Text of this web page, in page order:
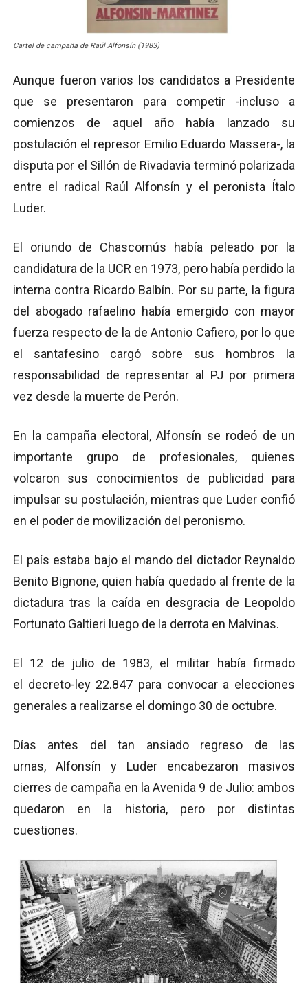
Cartel de campaña de Raúl Alfonsín (1983)
Aunque fueron varios los candidatos a Presidente
que se presentaron para competir -incluso a
comienzos de aquel año había lanzado su
postulación el represor Emilio Eduardo Massera-, la
disputa por el Sillón de Rivadavia terminó polarizada
entre el radical Raúl Alfonsín y el peronista Ítalo
Luder.
El oriundo de Chascomús había peleado por la
candidatura de la UCR en 1973, pero había perdido la
interna contra Ricardo Balbín. Por su parte, la figura
del abogado rafaelino había emergido con mayor
fuerza respecto de la de Antonio Cafiero, por lo que
el santafesino cargó sobre sus hombros la
responsabilidad de representar al PJ por primera
vez desde la muerte de Perón.
En la campaña electoral, Alfonsín se rodeó de un
importante grupo de profesionales, quienes
volcaron sus conocimientos de publicidad para
impulsar su postulación, mientras que Luder confió
en el poder de movilización del peronismo.
El país estaba bajo el mando del dictador Reynaldo
Benito Bignone, quien había quedado al frente de la
dictadura tras la caída en desgracia de Leopoldo
Fortunato Galtieri luego de la derrota en Malvinas.
El 12 de julio de 1983, el militar había firmado
el decreto-ley 22.847 para convocar a elecciones
generales a realizarse el domingo 30 de octubre.
Días antes del tan ansiado regreso de las
urnas, Alfonsín y Luder encabezaron masivos
cierres de campaña en la Avenida 9 de Julio: ambos
quedaron en la historia, pero por distintas
cuestiones.